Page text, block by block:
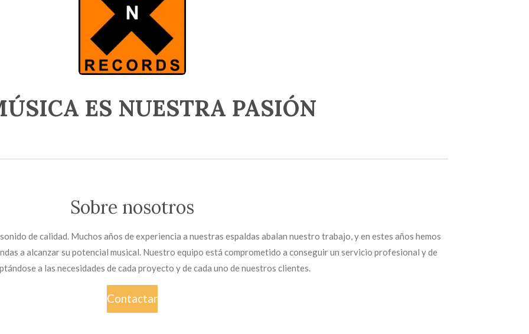
ES NUESTRA PASIÓN
Sobre nosotros
de calidad. Muchos años de experiencia a nuestras espaldas abalan nuestro trabajo, y en estes años hemos
a alcanzar su potencial musical. Nuestro equipo está comprometido a conseguir un servicio profesional y de
a las necesidades de cada proyecto y de cada uno de nuestros clientes.
Contactar